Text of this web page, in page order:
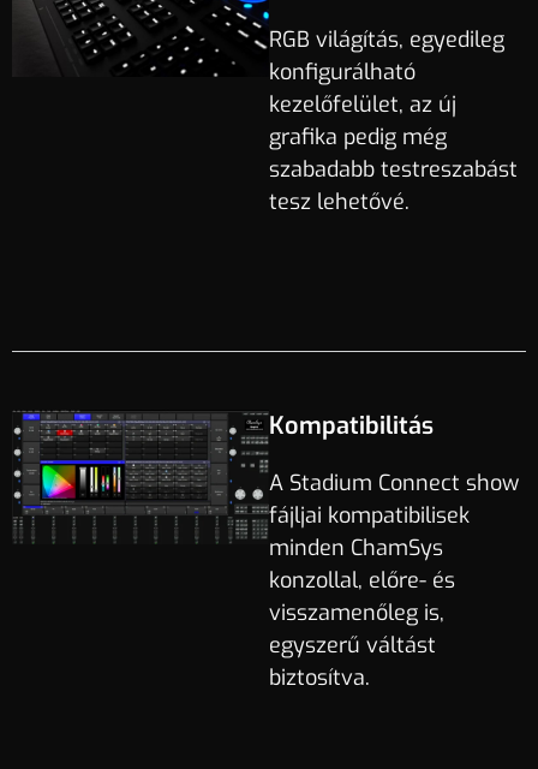
RGB világítás, egyedileg
konfigurálható
kezelőfelület, az új
grafika pedig még
szabadabb testreszabást
tesz lehetővé.
Kompatibilitás
A Stadium Connect show
fájljai kompatibilisek
minden ChamSys
konzollal, előre- és
visszamenőleg is,
egyszerű váltást
biztosítva.